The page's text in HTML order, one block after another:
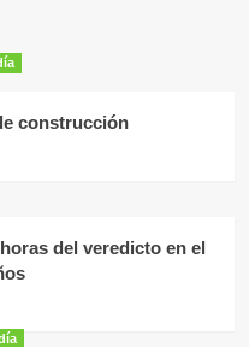
construcción
del veredicto en el